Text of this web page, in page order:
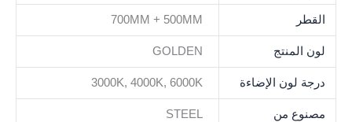
القطر 700MM + 500MM
لون المنتج GOLDEN
درجة لون الإضاءة 3000K, 4000K, 6000K
مصنوع من STEEL